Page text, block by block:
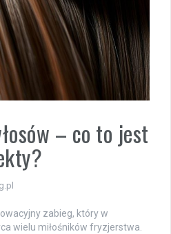
– co to jest
zabieg, który w
wielu miłośników fryzjerstwa.